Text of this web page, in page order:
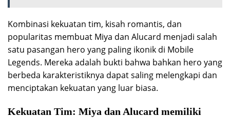
Kombinasi kekuatan tim, kisah romantis, dan
popularitas membuat Miya dan Alucard menjadi salah
satu pasangan hero yang paling ikonik di Mobile
Legends. Mereka adalah bukti bahwa bahkan hero yang
berbeda karakteristiknya dapat saling melengkapi dan
menciptakan kekuatan yang luar biasa.
Kekuatan Tim: Miya dan Alucard memiliki